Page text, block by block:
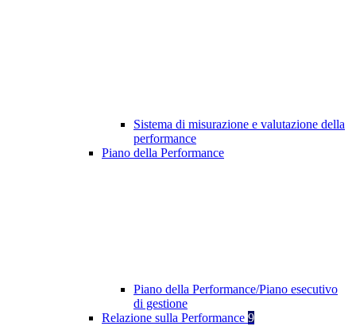
Sistema di misurazione e valutazione della
performance
Piano della Performance
Piano della Performance/Piano esecutivo
di gestione
Relazione sulla Performance 9